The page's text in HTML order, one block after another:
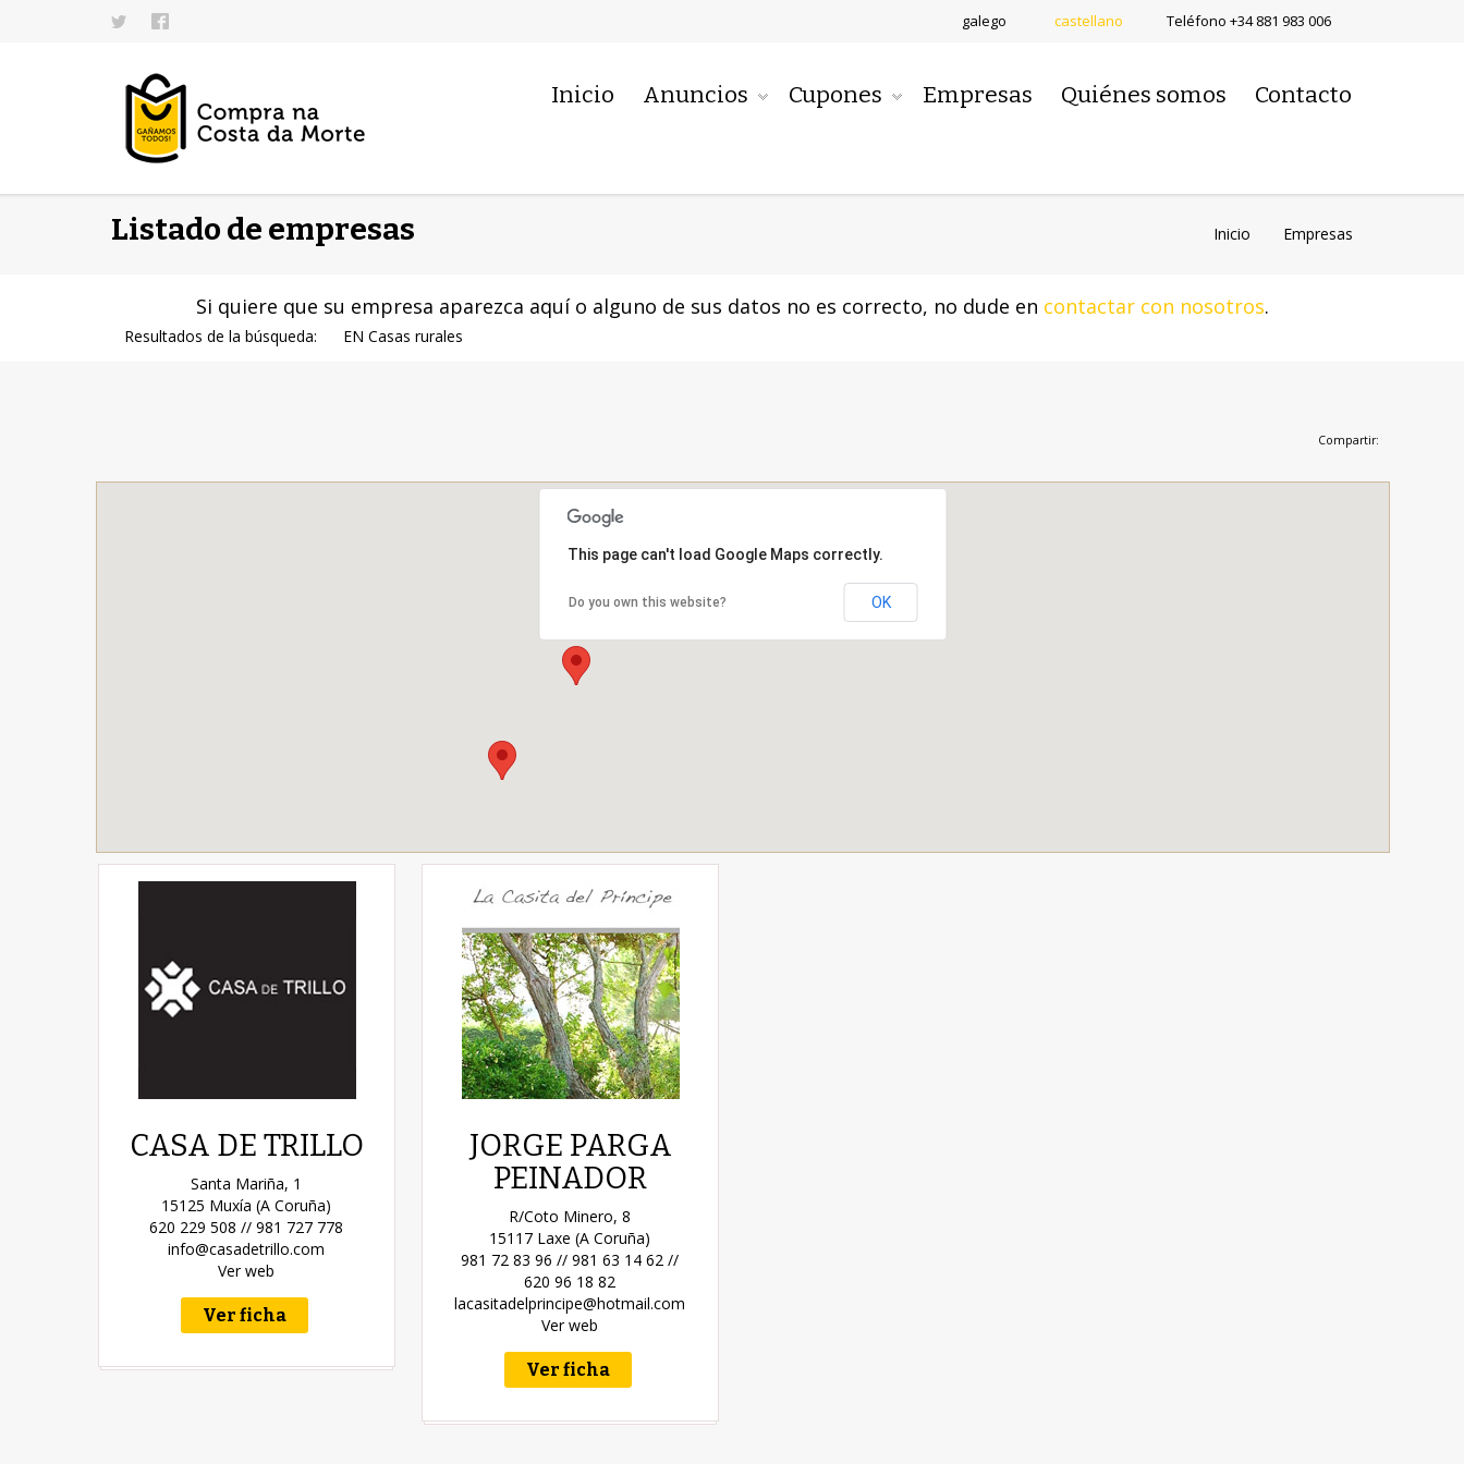
Teléfono +34 881 983 006
galego castellano
Inicio Anuncios Cupones Empresas Quiénes somos Contacto
Listado de empresas Inicio Empresas
Si quiere que su empresa aparezca aquí o alguno de sus datos no es correcto, no dude en contactar con nosotros.
Resultados de la búsqueda: EN Casas rurales
Compartir:
This page can't load Google Maps correctly.
Do you own this website? OK
CASA DE TRILLO
Santa Mariña, 1
15125 Muxía (A Coruña)
620 229 508 // 981 727 778
info@casadetrillo.com
Ver web
Ver ficha
JORGE PARGA
PEINADOR
R/Coto Minero, 8
15117 Laxe (A Coruña)
981 72 83 96 // 981 63 14 62 //
620 96 18 82
lacasitadelprincipe@hotmail.com
Ver web
Ver ficha